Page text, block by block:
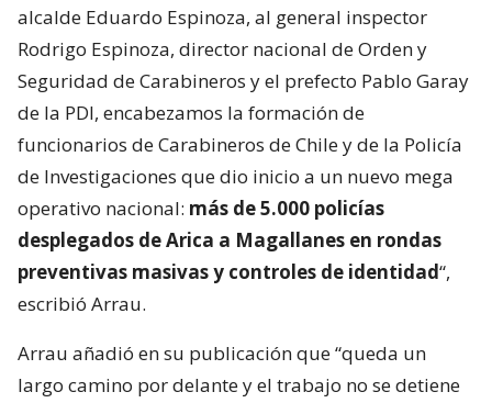
alcalde Eduardo Espinoza, al general inspector
Rodrigo Espinoza, director nacional de Orden y
Seguridad de Carabineros y el prefecto Pablo Garay
de la PDI, encabezamos la formación de
funcionarios de Carabineros de Chile y de la Policía
de Investigaciones que dio inicio a un nuevo mega
operativo nacional: más de 5.000 policías
desplegados de Arica a Magallanes en rondas
preventivas masivas y controles de identidad“,
escribió Arrau.
Arrau añadió en su publicación que “queda un
largo camino por delante y el trabajo no se detiene